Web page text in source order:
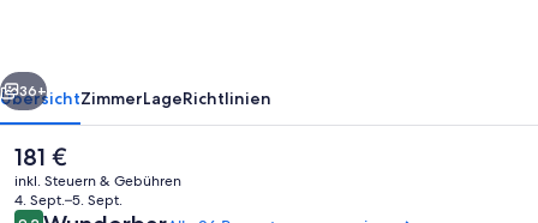
Weiter
36+
ÜbersichtZimmerLageRichtlinien
Der
aktuelle
Preis
beträgt
181 €
inkl. Steuern & Gebühren
4. Sept.–5. Sept.